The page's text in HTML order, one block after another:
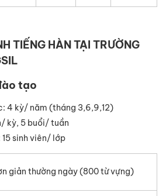
TIẾNG HÀN TẠI TRƯỜNG
tạo
4 kỳ/ năm (tháng 3,6,9,12)
kỳ, 5 buổi/ tuần
15 sinh viên/ lớp
giản thường ngày (800 từ vựng)